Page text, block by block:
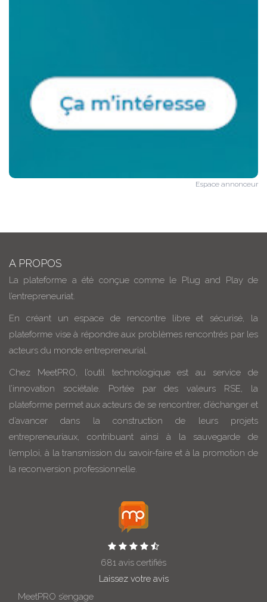
Espace annonceur
A PROPOS
La plateforme a été conçue comme le Plug and Play de
l’entrepreneuriat.
En créant un espace de rencontre libre et sécurisé, la
plateforme vise à répondre aux problèmes rencontrés par les
acteurs du monde entrepreneurial.
Chez MeetPRO, l’outil technologique est au service de
l’innovation sociétale. Portée par des valeurs RSE, la
plateforme permet aux acteurs de se rencontrer, d’échanger et
d’avancer dans la construction de leurs projets
entrepreneuriaux, contribuant ainsi à la sauvegarde de
l’emploi, à la transmission du savoir-faire et à la promotion de
la reconversion professionnelle.
681 avis certifiés
Laissez votre avis
MeetPRO s’engage